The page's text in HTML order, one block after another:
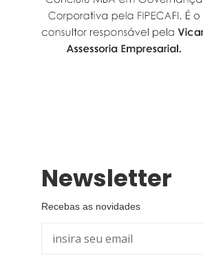
Newsletter
Recebas as novidades